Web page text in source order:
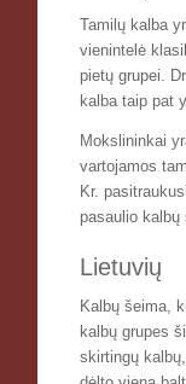
Tamilų kalba
vienintelė
pietų grupei.
kalba taip pat
Mokslininkai
vartojamos
Kr.
pasaulio
Lietuvių
Kalbų šeima,
kalbų grupes
skirtingų